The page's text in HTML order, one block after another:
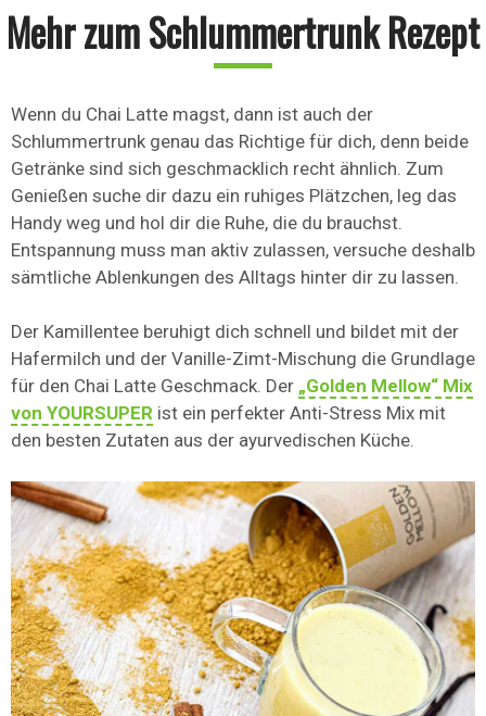
Mehr zum Schlummertrunk Rezept
Wenn du Chai Latte magst, dann ist auch der
Schlummertrunk genau das Richtige für dich, denn beide
Getränke sind sich geschmacklich recht ähnlich. Zum
Genießen suche dir dazu ein ruhiges Plätzchen, leg das
Handy weg und hol dir die Ruhe, die du brauchst.
Entspannung muss man aktiv zulassen, versuche deshalb
sämtliche Ablenkungen des Alltags hinter dir zu lassen.
Der Kamillentee beruhigt dich schnell und bildet mit der
Hafermilch und der Vanille-Zimt-Mischung die Grundlage
für den Chai Latte Geschmack. Der „Golden Mellow“ Mix
von YOURSUPER ist ein perfekter Anti-Stress Mix mit
den besten Zutaten aus der ayurvedischen Küche.